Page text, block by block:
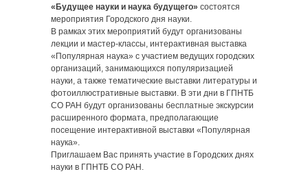
«Будущее науки и наука будущего» состоятся
мероприятия Городского дня науки.
В рамках этих мероприятий будут организованы
лекции и мастер-классы, интерактивная выставка
«Популярная наука» с участием ведущих городских
организаций, занимающихся популяризацией
науки, а также тематические выставки литературы и
фотоиллюстративные выставки. В эти дни в ГПНТБ
СО РАН будут организованы бесплатные экскурсии
расширенного формата, предполагающие
посещение интерактивной выставки «Популярная
наука».
Приглашаем Вас принять участие в Городских днях
науки в ГПНТБ СО РАН.